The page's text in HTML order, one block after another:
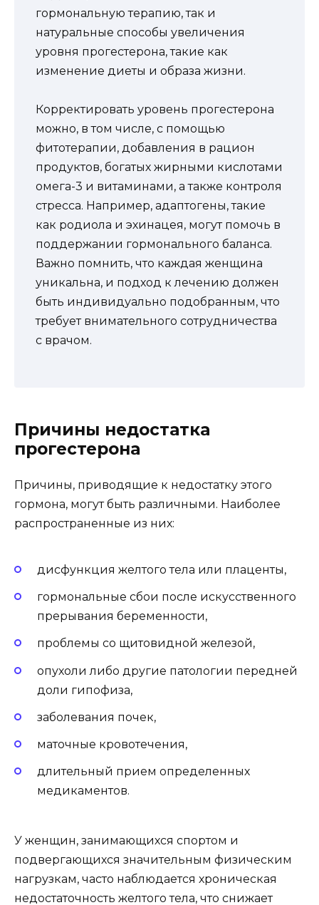
гормональную терапию, так и
натуральные способы увеличения
уровня прогестерона, такие как
изменение диеты и образа жизни.
Корректировать уровень прогестерона
можно, в том числе, с помощью
фитотерапии, добавления в рацион
продуктов, богатых жирными кислотами
омега-3 и витаминами, а также контроля
стресса. Например, адаптогены, такие
как родиола и эхинацея, могут помочь в
поддержании гормонального баланса.
Важно помнить, что каждая женщина
уникальна, и подход к лечению должен
быть индивидуально подобранным, что
требует внимательного сотрудничества
с врачом.
Причины недостатка
прогестерона
Причины, приводящие к недостатку этого
гормона, могут быть различными. Наиболее
распространенные из них:
дисфункция желтого тела или плаценты,
гормональные сбои после искусственного
прерывания беременности,
проблемы со щитовидной железой,
опухоли либо другие патологии передней
доли гипофиза,
заболевания почек,
маточные кровотечения,
длительный прием определенных
медикаментов.
У женщин, занимающихся спортом и
подвергающихся значительным физическим
нагрузкам, часто наблюдается хроническая
недостаточность желтого тела, что снижает